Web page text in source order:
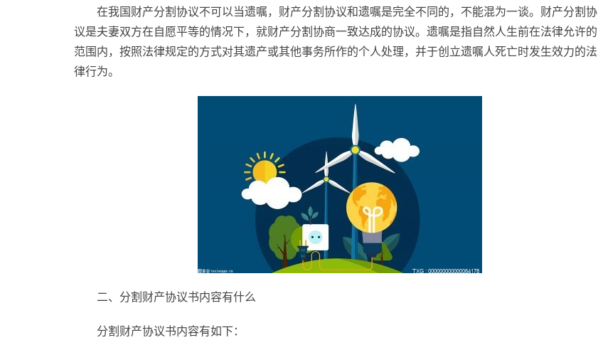
在我国财产分割协议不可以当遗嘱，财产分割协议和遗嘱是完全不同的，不能混为一谈。财产分割协
议是夫妻双方在自愿平等的情况下，就财产分割协商一致达成的协议。遗嘱是指自然人生前在法律允许的
范围内，按照法律规定的方式对其遗产或其他事务所作的个人处理，并于创立遗嘱人死亡时发生效力的法
律行为。
二、分割财产协议书内容有什么
分割财产协议书内容有如下：